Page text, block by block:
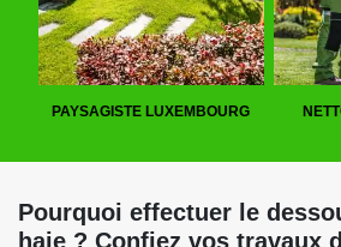
PAYSAGISTE LUXEMBOURG
Pourquoi effectuer le
haie ? Confiez vos travaux